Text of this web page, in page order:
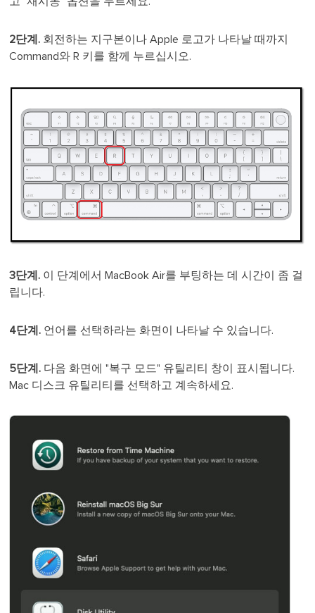
2단계. 회전하는 지구본이나 Apple 로고가 나타날 때까지
Command와 R 키를 함께 누르십시오.
3단계. 이 단계에서 MacBook Air를 부팅하는 데 시간이 좀 걸
립니다.
4단계. 언어를 선택하라는 화면이 나타날 수 있습니다.
5단계. 다음 화면에 "복구 모드" 유틸리티 창이 표시됩니다.
Mac 디스크 유틸리티를 선택하고 계속하세요.